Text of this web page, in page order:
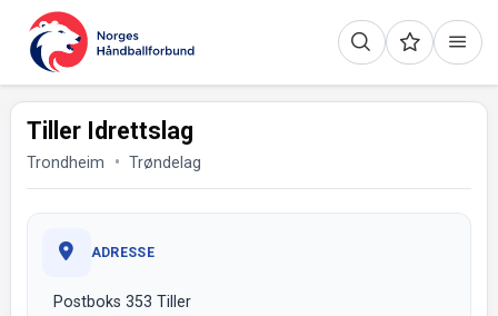
Tiller Idrettslag
Trondheim Trøndelag
ADRESSE
Postboks 353 Tiller